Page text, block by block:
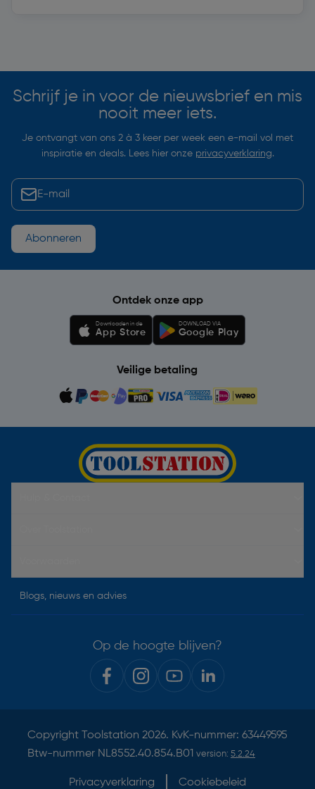
Schrijf je in voor de nieuwsbrief en mis
nooit meer iets.
Je ontvangt van ons 2 à 3 keer per week een e-mail vol met
inspiratie en deals. Lees hier onze privacyverklaring.
Abonneren
Ontdek onze app
Downloaden in de
App Store
DOWNLOAD VIA
Google Play
Veilige betaling
Blogs, nieuws en advies
Op de hoogte blijven?
Copyright Toolstation 2026. KvK-nummer: 63449595
Btw-nummer NL8552.40.854.B01 version: 5.2.24
Privacyverklaring Cookiebeleid